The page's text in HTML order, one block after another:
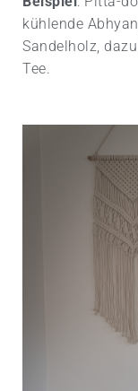
kühlende
Sandelholz,
Tee.